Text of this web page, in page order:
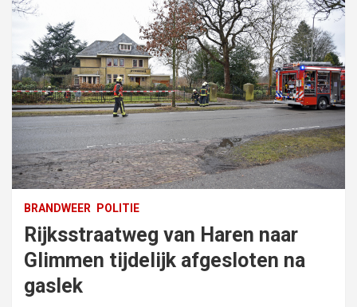
BRANDWEER POLITIE
Rijksstraatweg van Haren naar
Glimmen tijdelijk afgesloten na
gaslek